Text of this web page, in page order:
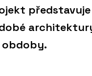
obdoby.